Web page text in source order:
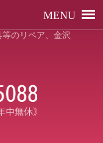
のリペア、金沢